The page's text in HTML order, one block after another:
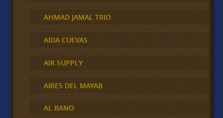
AHMAD JAMAL TRIO
AIDA CUEVAS
AIR SUPPLY
AIRES DEL MAYAB
AL BANO